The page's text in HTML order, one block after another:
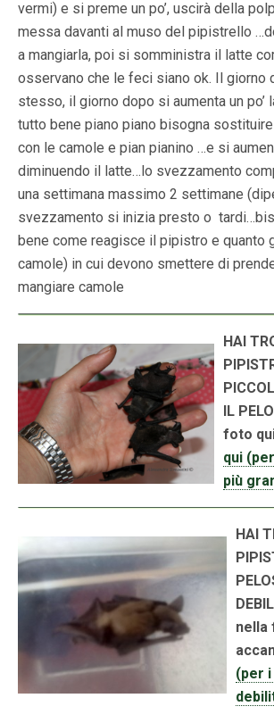
vermi) e si preme un po’, uscirà della
messa davanti al muso del pipistrello
a mangiarla, poi si somministra il latte
osservano che le feci siano ok. Il giorno
stesso, il giorno dopo si aumenta un po’
tutto bene piano piano bisogna
con le camole e pian pianino …e si
diminuendo il latte…lo svezzamento
una settimana massimo 2 settimane
svezzamento si inizia presto o
bene come reagisce il pipistro e quanto
camole) in cui devono smettere di
mangiare camole
HAI
IL
foto
qui
più
HAI
nella
(per